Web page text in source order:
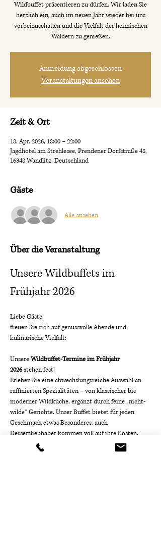
Wildbuffet präsentieren zu dürfen. Wir laden Sie
herzlich ein, auch im neuen Jahr wieder bei uns
vorbeizuschauen und die Vielfalt der heimischen
Wäldern zu genießen.
Anmeldung abgeschlossen
Veranstaltungen ansehen
Zeit & Ort
18. Apr. 2026, 18:00 – 22:00
Jagdhotel am Strehlesee, Prendener Dorfstraße 48,
16348 Wandlitz, Deutschland
Gäste
Alle ansehen
Über die Veranstaltung
Unsere Wildbuffets im
Frühjahr 2026
Liebe Gäste,
freuen Sie sich auf genussvolle Abende und
kulinarische Vielfalt:
Unsere Wildbuffet-Termine im Frühjahr
2026 stehen fest!
Erleben Sie eine abwechslungsreiche Auswahl an
raffinierten Spezialitäten – von klassischer bis
moderner Wildküche, ergänzt durch feine „nicht-
wilde“ Gerichte. Unser Buffet bietet für jeden
Geschmack etwas Besonderes, auch
Dessertliebhaber kommen voll auf ihre Kosten.
18:00 Uhr